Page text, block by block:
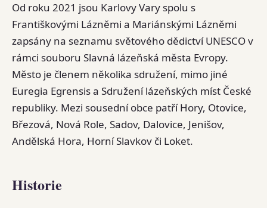
Od roku 2021 jsou Karlovy Vary spolu s
Františkovými Lázněmi a Mariánskými Lázněmi
zapsány na seznamu světového dědictví UNESCO v
rámci souboru Slavná lázeňská města Evropy.
Město je členem několika sdružení, mimo jiné
Euregia Egrensis a Sdružení lázeňských míst České
republiky. Mezi sousední obce patří Hory, Otovice,
Březová, Nová Role, Sadov, Dalovice, Jenišov,
Andělská Hora, Horní Slavkov či Loket.
Historie